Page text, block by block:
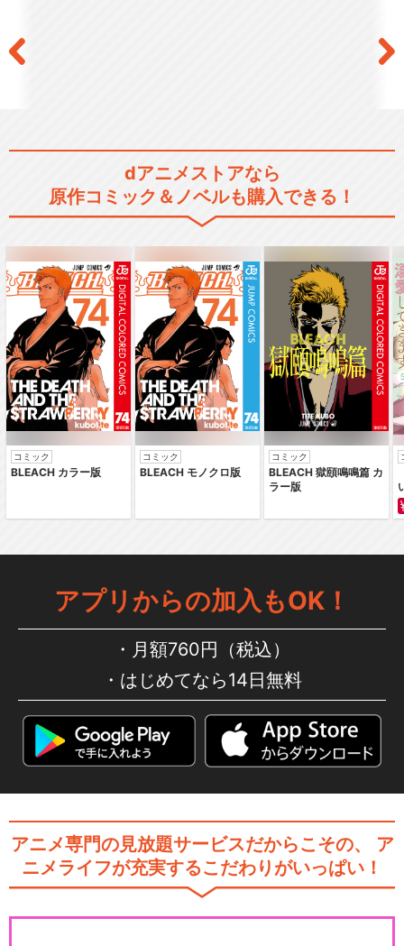
ポケットモンスター ベストウ
イッシュ
ポケットモンスターXY
ポケットモンスター サン＆ム
ーン
青い空
ポケットモンスター（2023）
ポケモンアニメ「放課後のブ
ポケモンアニメ「薄明の翼」
dアニメストアなら
原作コミック＆ノベルも購入できる！
コミック
BLEACH カラー版
コミック
BLEACH モノクロ版
コミック
BLEACH 獄頤鳴鳴篇 カ
ラー版
アプリからの加入もOK！
月額760円（税込）
はじめてなら14日無料
アニメ専門の見放題サービスだからこその、
ア
ニメライフが充実するこだわりがいっぱい！